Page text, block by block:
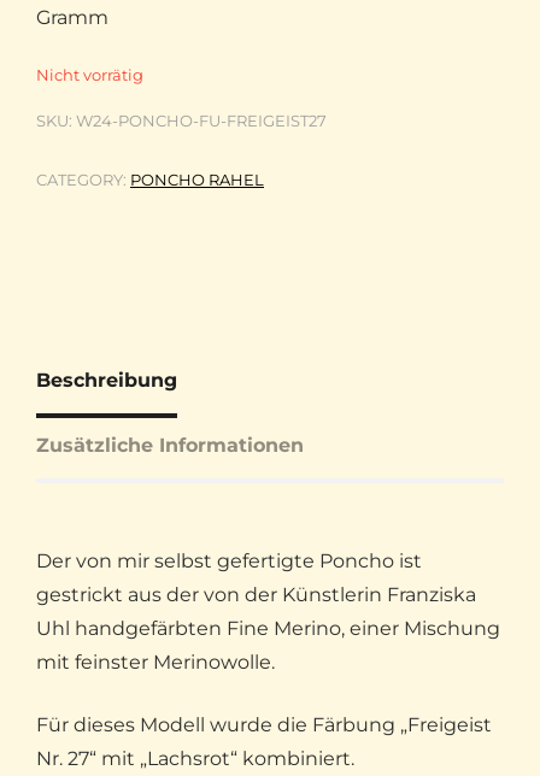
Gramm
Nicht vorrätig
SKU: W24-PONCHO-FU-FREIGEIST27
CATEGORY: PONCHO RAHEL
Beschreibung
Zusätzliche Informationen
Der von mir selbst gefertigte Poncho ist
gestrickt aus der von der Künstlerin Franziska
Uhl handgefärbten Fine Merino, einer Mischung
mit feinster Merinowolle.
Für dieses Modell wurde die Färbung „Freigeist
Nr. 27“ mit „Lachsrot“ kombiniert.